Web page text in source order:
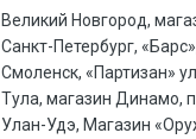
Великий Новгород,
Санкт-Петербург,
Смоленск, «Партизан»
Тула, магазин Динамо,
Улан-Удэ, Магазин